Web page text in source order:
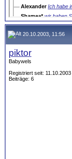
Alexander Ich habe
Shamea* wir haben
Howy Hi, zu dem
fisker hallo ! man
20.10.2003, 11:56
piktor
Babywels
Registriert seit: 11.10.2003
Beiträge: 6